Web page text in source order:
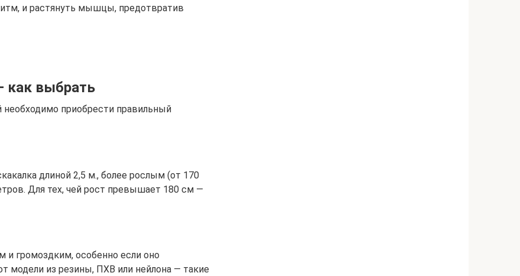
и растянуть мышцы, предотвратив
как выбрать
приобрести правильный
длиной 2,5 м., более рослым (от 170
Для тех, чей рост превышает 180 см —
громоздким, особенно если оно
модели из резины, ПХВ или нейлона — такие